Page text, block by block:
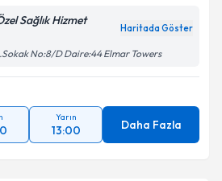
Sağlık Hizmet
Haritada Göster
No:8/D Daire:44 Elmar Towers
Yarın
13:00 Daha Fazla